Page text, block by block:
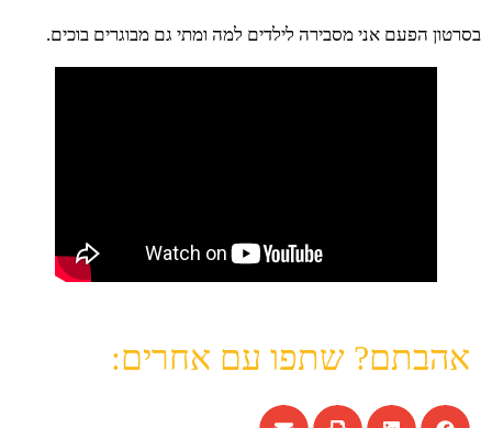
בסרטון הפעם אני מסבירה לילדים למה ומתי גם מבוגרים בוכים.
אהבתם? שתפו עם אחרים: